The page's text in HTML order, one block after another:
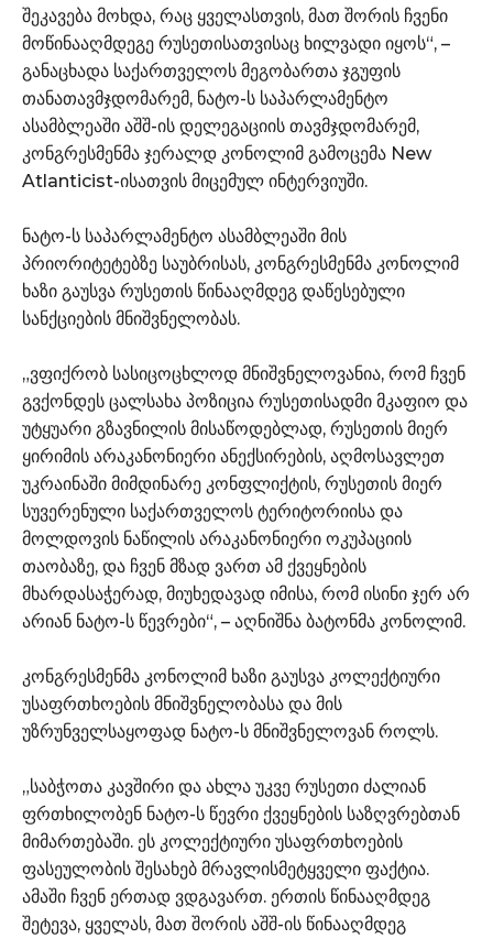
შეკავება მოხდა, რაც ყველასთვის, მათ შორის ჩვენი
მოწინააღმდეგე რუსეთისათვისაც ხილვადი იყოს“, –
განაცხადა საქართველოს მეგობართა ჯგუფის
თანათავმჯდომარემ, ნატო-ს საპარლამენტო
ასამბლეაში აშშ-ის დელეგაციის თავმჯდომარემ,
კონგრესმენმა ჯერალდ კონოლიმ გამოცემა New
Atlanticist-ისათვის მიცემულ ინტერვიუში.
ნატო-ს საპარლამენტო ასამბლეაში მის
პრიორიტეტებზე საუბრისას, კონგრესმენმა კონოლიმ
ხაზი გაუსვა რუსეთის წინააღმდეგ დაწესებული
სანქციების მნიშვნელობას.
„ვფიქრობ სასიცოცხლოდ მნიშვნელოვანია, რომ ჩვენ
გვქონდეს ცალსახა პოზიცია რუსეთისადმი მკაფიო და
უტყუარი გზავნილის მისაწოდებლად, რუსეთის მიერ
ყირიმის არაკანონიერი ანექსირების, აღმოსავლეთ
უკრაინაში მიმდინარე კონფლიქტის, რუსეთის მიერ
სუვერენული საქართველოს ტერიტორიისა და
მოლდოვის ნაწილის არაკანონიერი ოკუპაციის
თაობაზე, და ჩვენ მზად ვართ ამ ქვეყნების
მხარდასაჭერად, მიუხედავად იმისა, რომ ისინი ჯერ არ
არიან ნატო-ს წევრები“, – აღნიშნა ბატონმა კონოლიმ.
კონგრესმენმა კონოლიმ ხაზი გაუსვა კოლექტიური
უსაფრთხოების მნიშვნელობასა და მის
უზრუნველსაყოფად ნატო-ს მნიშვნელოვან როლს.
„საბჭოთა კავშირი და ახლა უკვე რუსეთი ძალიან
ფრთხილობენ ნატო-ს წევრი ქვეყნების საზღვრებთან
მიმართებაში. ეს კოლექტიური უსაფრთხოების
ფასეულობის შესახებ მრავლისმეტყველი ფაქტია.
ამაში ჩვენ ერთად ვდგავართ. ერთის წინააღმდეგ
შეტევა, ყველას, მათ შორის აშშ-ის წინააღმდეგ